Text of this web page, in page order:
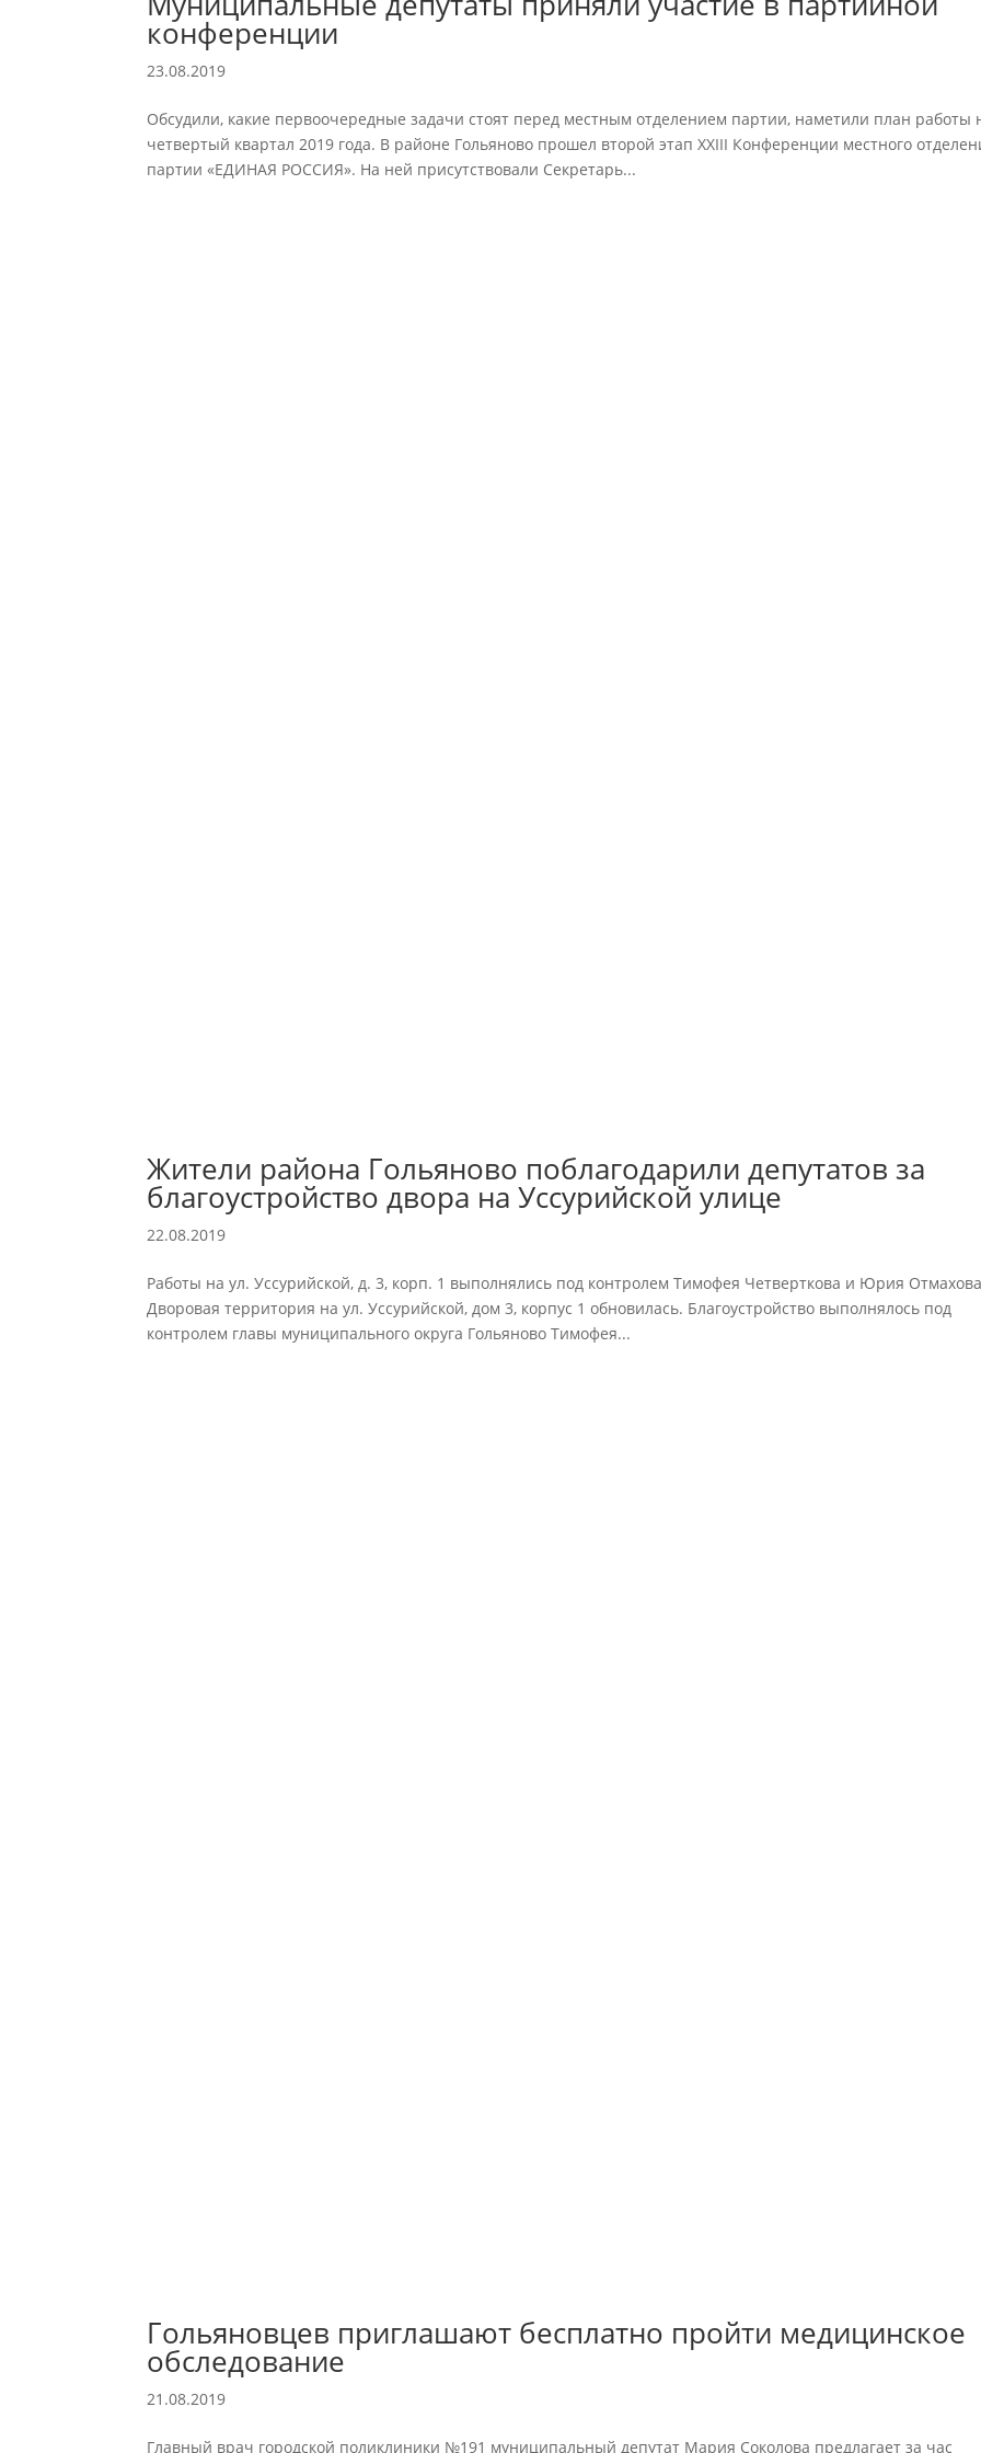
конференции
23.08.2019
Обсудили, какие первоочередные задачи стоят перед местным отделением партии, наметили план работы
четвертый квартал 2019 года. В районе Гольяново прошел второй этап XXIII Конференции местного
партии «ЕДИНАЯ РОССИЯ». На ней присутствовали Секретарь...
Жители района Гольяново поблагодарили депутатов за
благоустройство двора на Уссурийской улице
22.08.2019
Работы на ул. Уссурийской, д. 3, корп. 1 выполнялись под контролем Тимофея Четверткова и Юрия
Дворовая территория на ул. Уссурийской, дом 3, корпус 1 обновилась. Благоустройство выполнялось под
контролем главы муниципального округа Гольяново Тимофея...
Гольяновцев приглашают бесплатно пройти медицинское
обследование
21.08.2019
Главный врач городской поликлиники №191 муниципальный депутат Мария Соколова предлагает за час